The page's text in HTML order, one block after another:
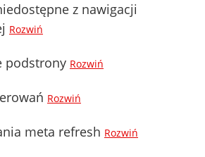
z nawigacji
Rozwiń
podstrony Rozwiń
Rozwiń
meta refresh Rozwiń